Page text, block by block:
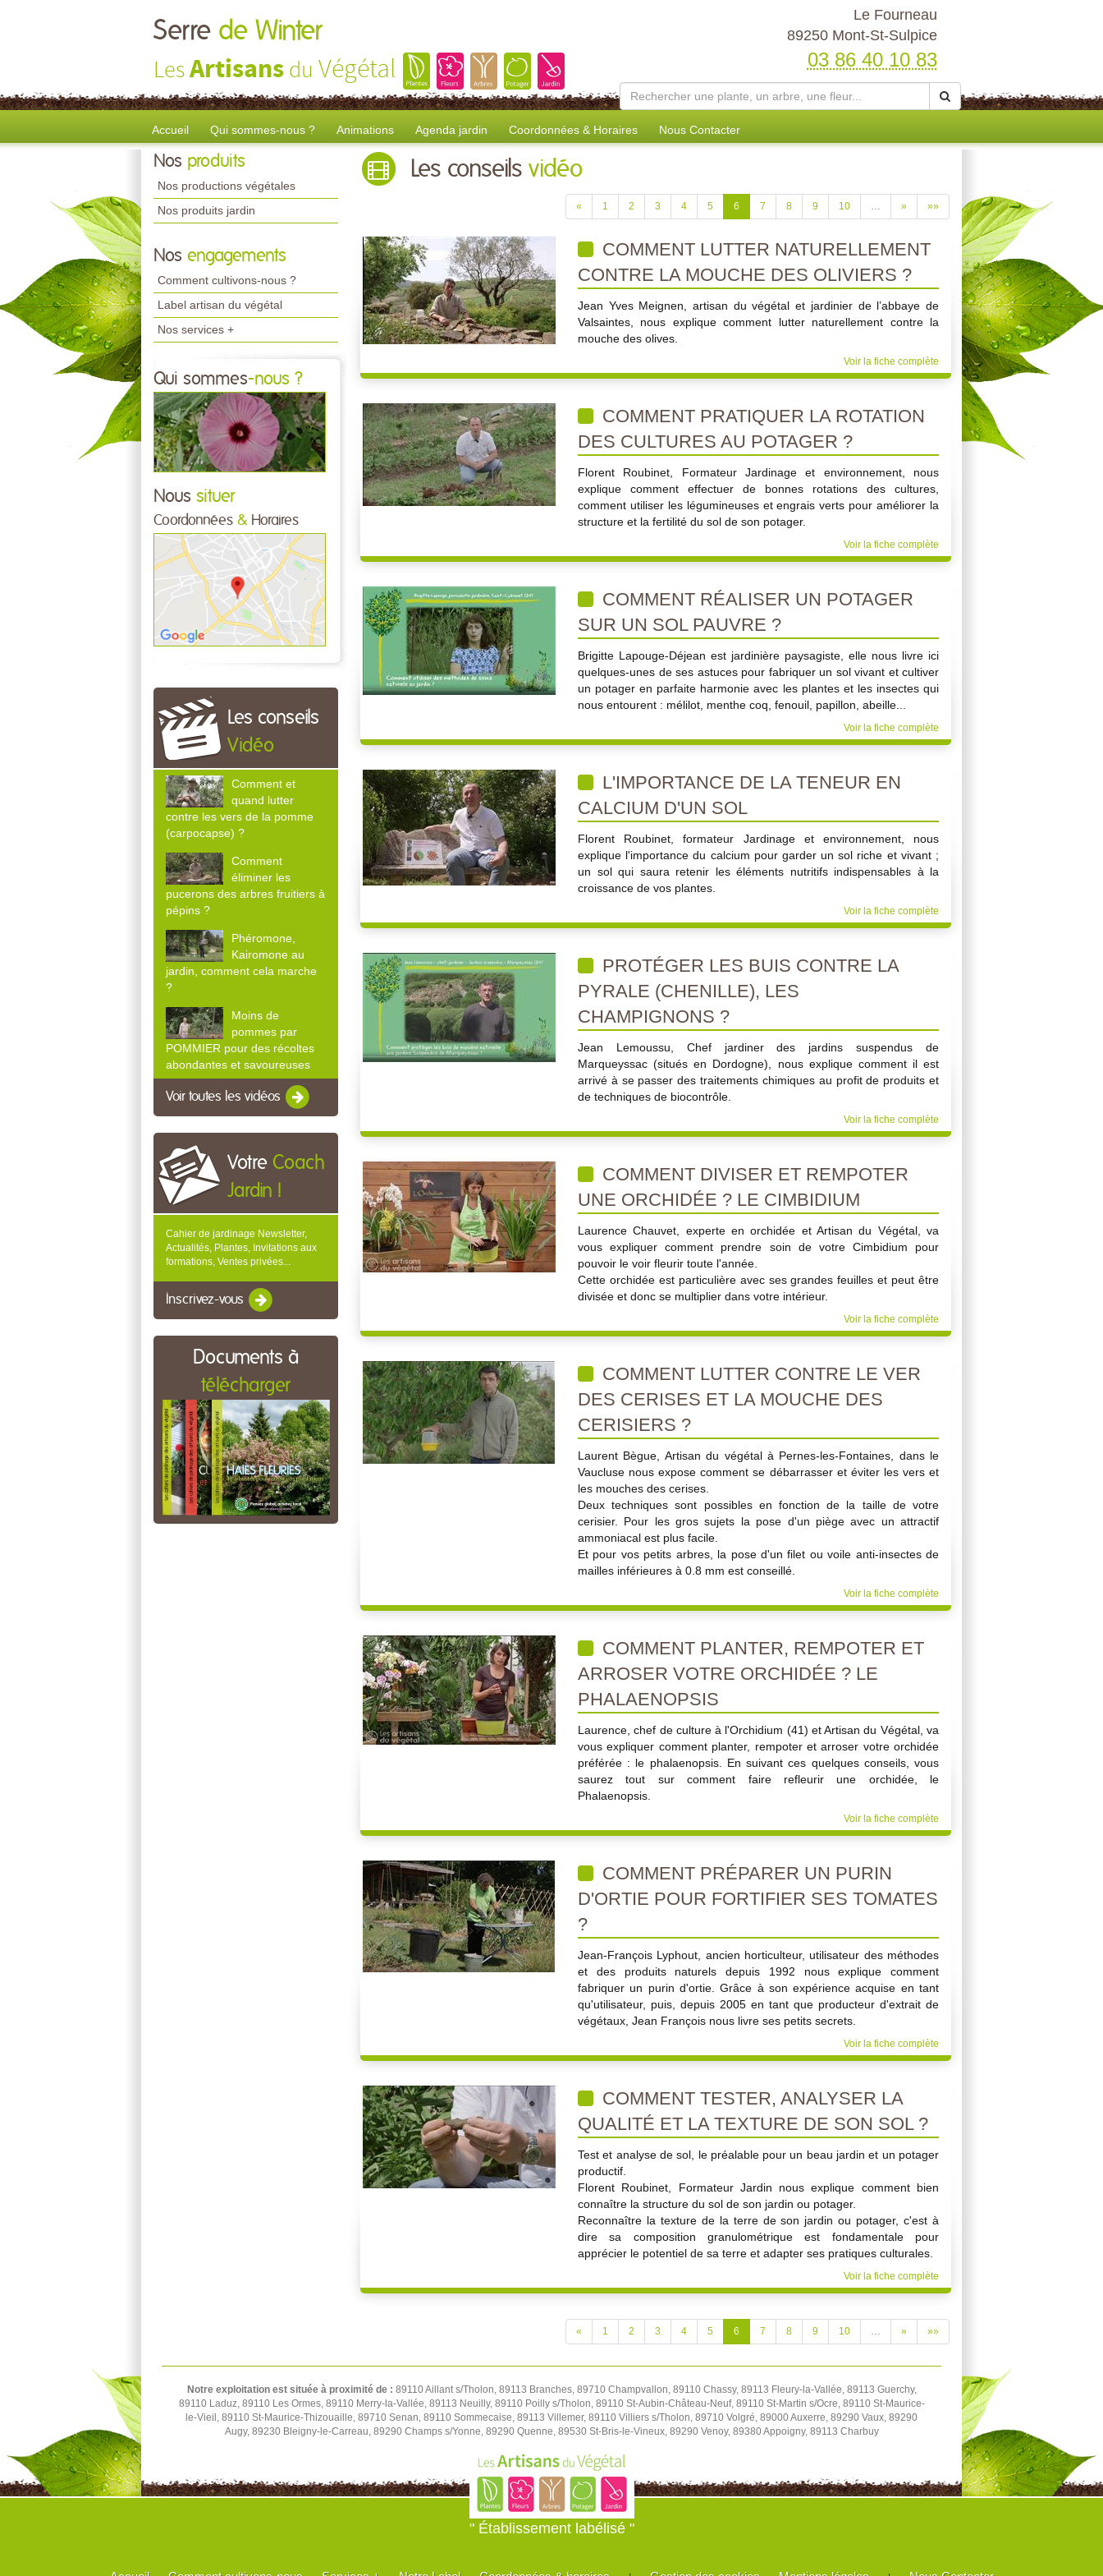
Serre de Winter
LesArtisans du Végétal
Le Fourneau
89250 Mont-St-Sulpice
03 86 40 10 83
Accueil Qui sommes-nous ? Animations Agenda jardin Coordonnées & Horaires Nous Contacter
Nos produits
Nos productions végétales
Nos produits jardin
Nos engagements
Comment cultivons-nous ?
Label artisan du végétal
Nos services +
Qui sommes-nous ?
Nous situer
Coordonnées & Horaires
Les conseils
Vidéo
Comment et
quand lutter
contre les vers de la pomme
(carpocapse) ?
Comment
éliminer les
pucerons des arbres fruitiers à
pépins ?
Phéromone,
Kairomone au
jardin, comment cela marche
?
Moins de
pommes par
POMMIER pour des récoltes
abondantes et savoureuses
Voir toutes les vidéos
Votre Coach
Jardin !
Cahier de jardinage Newsletter,
Actualités, Plantes, Invitations aux
formations, Ventes privées...
Inscrivez-vous
Documents à
télécharger
Les conseils vidéo
« 1 2 3 4 5 6 7 8 9 10 … » »»
COMMENT LUTTER NATURELLEMENT
CONTRE LA MOUCHE DES OLIVIERS ?
Jean Yves Meignen, artisan du végétal et jardinier de l’abbaye de
Valsaintes, nous explique comment lutter naturellement contre la
mouche des olives.
Voir la fiche complète
COMMENT PRATIQUER LA ROTATION
DES CULTURES AU POTAGER ?
Florent Roubinet, Formateur Jardinage et environnement, nous
explique comment effectuer de bonnes rotations des cultures,
comment utiliser les légumineuses et engrais verts pour améliorer la
structure et la fertilité du sol de son potager.
Voir la fiche complète
COMMENT RÉALISER UN POTAGER
SUR UN SOL PAUVRE ?
Brigitte Lapouge-Déjean est jardinière paysagiste, elle nous livre ici
quelques-unes de ses astuces pour fabriquer un sol vivant et cultiver
un potager en parfaite harmonie avec les plantes et les insectes qui
nous entourent : mélilot, menthe coq, fenouil, papillon, abeille...
Voir la fiche complète
L'IMPORTANCE DE LA TENEUR EN
CALCIUM D'UN SOL
Florent Roubinet, formateur Jardinage et environnement, nous
explique l'importance du calcium pour garder un sol riche et vivant ;
un sol qui saura retenir les éléments nutritifs indispensables à la
croissance de vos plantes.
Voir la fiche complète
PROTÉGER LES BUIS CONTRE LA
PYRALE (CHENILLE), LES
CHAMPIGNONS ?
Jean Lemoussu, Chef jardiner des jardins suspendus de
Marqueyssac (situés en Dordogne), nous explique comment il est
arrivé à se passer des traitements chimiques au profit de produits et
de techniques de biocontrôle.
Voir la fiche complète
COMMENT DIVISER ET REMPOTER
UNE ORCHIDÉE ? LE CIMBIDIUM
Laurence Chauvet, experte en orchidée et Artisan du Végétal, va
vous expliquer comment prendre soin de votre Cimbidium pour
pouvoir le voir fleurir toute l'année.
Cette orchidée est particulière avec ses grandes feuilles et peut être
divisée et donc se multiplier dans votre intérieur.
Voir la fiche complète
COMMENT LUTTER CONTRE LE VER
DES CERISES ET LA MOUCHE DES
CERISIERS ?
Laurent Bègue, Artisan du végétal à Pernes-les-Fontaines, dans le
Vaucluse nous expose comment se débarrasser et éviter les vers et
les mouches des cerises.
Deux techniques sont possibles en fonction de la taille de votre
cerisier. Pour les gros sujets la pose d'un piège avec un attractif
ammoniacal est plus facile.
Et pour vos petits arbres, la pose d'un filet ou voile anti-insectes de
mailles inférieures à 0.8 mm est conseillé.
Voir la fiche complète
COMMENT PLANTER, REMPOTER ET
ARROSER VOTRE ORCHIDÉE ? LE
PHALAENOPSIS
Laurence, chef de culture à l'Orchidium (41) et Artisan du Végétal, va
vous expliquer comment planter, rempoter et arroser votre orchidée
préférée : le phalaenopsis. En suivant ces quelques conseils, vous
saurez tout sur comment faire refleurir une orchidée, le
Phalaenopsis.
Voir la fiche complète
COMMENT PRÉPARER UN PURIN
D'ORTIE POUR FORTIFIER SES TOMATES
?
Jean-François Lyphout, ancien horticulteur, utilisateur des méthodes
et des produits naturels depuis 1992 nous explique comment
fabriquer un purin d'ortie. Grâce à son expérience acquise en tant
qu'utilisateur, puis, depuis 2005 en tant que producteur d'extrait de
végétaux, Jean François nous livre ses petits secrets.
Voir la fiche complète
COMMENT TESTER, ANALYSER LA
QUALITÉ ET LA TEXTURE DE SON SOL ?
Test et analyse de sol, le préalable pour un beau jardin et un potager
productif.
Florent Roubinet, Formateur Jardin nous explique comment bien
connaître la structure du sol de son jardin ou potager.
Reconnaître la texture de la terre de son jardin ou potager, c'est à
dire sa composition granulométrique est fondamentale pour
apprécier le potentiel de sa terre et adapter ses pratiques culturales.
Voir la fiche complète
« 1 2 3 4 5 6 7 8 9 10 … » »»
Notre exploitation est située à proximité de : 89110 Aillant s/Tholon, 89113 Branches, 89710 Champvallon, 89110 Chassy, 89113 Fleury-la-Vallée, 89113 Guerchy,
89110 Laduz, 89110 Les Ormes, 89110 Merry-la-Vallée, 89113 Neuilly, 89110 Poilly s/Tholon, 89110 St-Aubin-Château-Neuf, 89110 St-Martin s/Ocre, 89110 St-Maurice-
le-Vieil, 89110 St-Maurice-Thizouaille, 89710 Senan, 89110 Sommecaise, 89113 Villemer, 89110 Villiers s/Tholon, 89710 Volgré, 89000 Auxerre, 89290 Vaux, 89290
Augy, 89230 Bleigny-le-Carreau, 89290 Champs s/Yonne, 89290 Quenne, 89530 St-Bris-le-Vineux, 89290 Venoy, 89380 Appoigny, 89113 Charbuy
" Établissement labélisé "